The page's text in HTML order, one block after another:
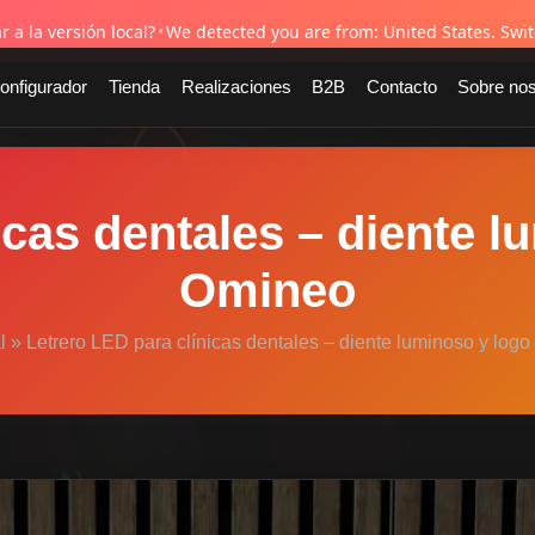
1995✓ Envío gratuito en toda la UE ✓ Presupuesto gratuito en 24h
a la versión local?•We detected you are from: United States.
Tienda Realizaciones B2B Contacto Sobre
dentales – diente
Omineo
» Letrero LED para clínicas dentales – diente luminoso y